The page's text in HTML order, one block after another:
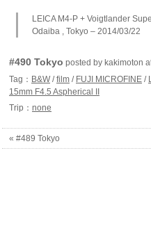
LEICA M4-P + Voigtlander
Odaiba , Tokyo – 2014/03/22
#490 Tokyo posted by kakimoton
Tag： B&W /film / FUJI MICROFINE /
15mm F4.5 Aspherical II
Trip： none
« #489 Tokyo